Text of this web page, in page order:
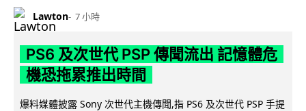
Lawton 7 小時
PS6 及次世代 PSP 傳聞流出 記憶體危
機恐拖累推出時間
爆料媒體披露 Sony 次世代主機傳聞,指 PS6 及次世代 PSP 手提